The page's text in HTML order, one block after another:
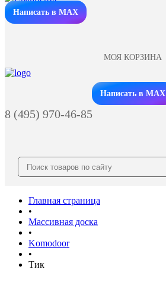
Написать в MAX
МОЯ КОРЗИНА
Заказать звонок
Написать в MAX
8 (495) 970-46-85
Главная страница
•
Массивная доска
•
Komodoor
•
Тик